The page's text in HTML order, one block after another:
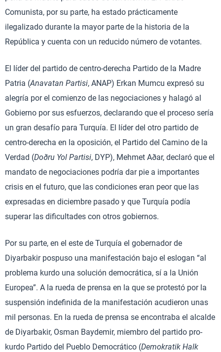
Comunista, por su parte, ha estado prácticamente
ilegalizado durante la mayor parte de la historia de la
República y cuenta con un reducido número de votantes.
El líder del partido de centro-derecha Partido de la Madre
Patria (Anavatan Partisi, ANAP) Erkan Mumcu expresó su
alegría por el comienzo de las negociaciones y halagó al
Gobierno por sus esfuerzos, declarando que el proceso sería
un gran desafío para Turquía. El líder del otro partido de
centro-derecha en la oposición, el Partido del Camino de la
Verdad (Doðru Yol Partisi, DYP), Mehmet Aðar, declaró que el
mandato de negociaciones podría dar pie a importantes
crisis en el futuro, que las condiciones eran peor que las
expresadas en diciembre pasado y que Turquía podía
superar las dificultades con otros gobiernos.
Por su parte, en el este de Turquía el gobernador de
Diyarbakir pospuso una manifestación bajo el eslogan “al
problema kurdo una solución democrática, sí a la Unión
Europea”. A la rueda de prensa en la que se protestó por la
suspensión indefinida de la manifestación acudieron unas
mil personas. En la rueda de prensa se encontraba el alcalde
de Diyarbakir, Osman Baydemir, miembro del partido pro-
kurdo Partido del Pueblo Democrático (Demokratik Halk